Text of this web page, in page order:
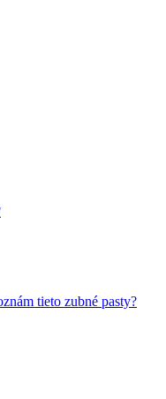
tieto zubné pasty?